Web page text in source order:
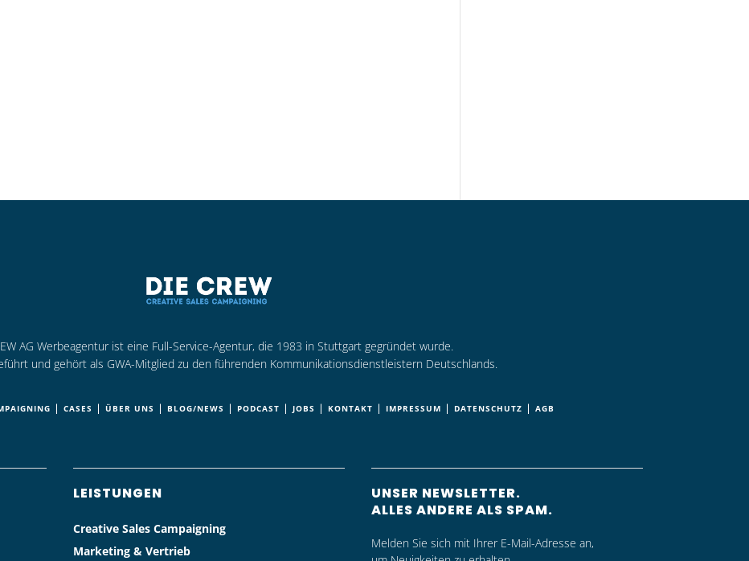
AG Werbeagentur ist eine Full-Service-Agentur, die 1983 in Stuttgart gegründet wurde.
und gehört als GWA-Mitglied zu den führenden Kommunikationsdienstleistern Deutschlands.
| CASES | ÜBER UNS | BLOG/NEWS | PODCAST | JOBS | KONTAKT | IMPRESSUM | DATENSCHUTZ | AGB
LEISTUNGEN
Creative Sales Campaigning
Marketing & Vertrieb
UNSER NEWSLETTER.
ALLES ANDERE ALS SPAM.
Melden Sie sich mit Ihrer E-Mail-Adresse an,